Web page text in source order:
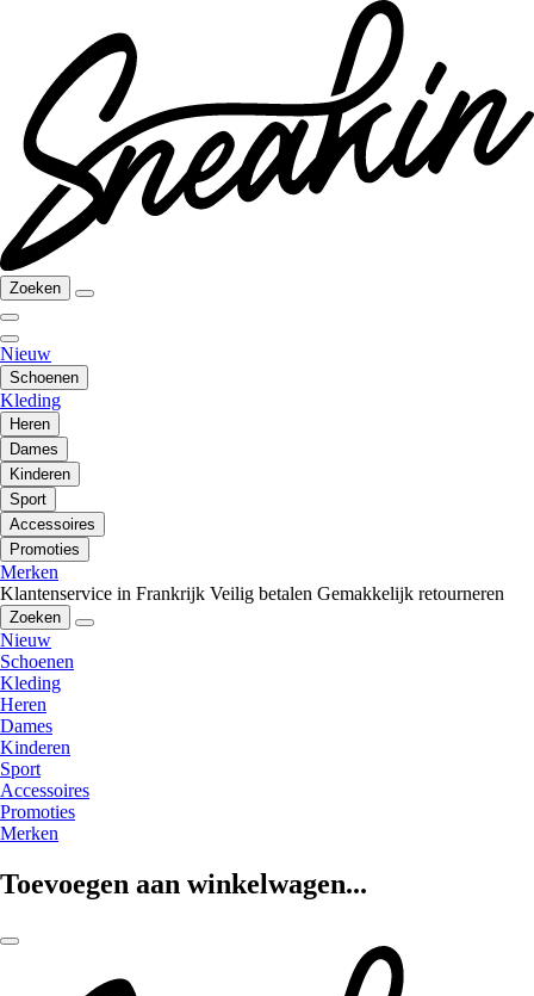
Zoeken
Nieuw
Schoenen
Kleding
Heren
Dames
Kinderen
Sport
Accessoires
Promoties
Merken
Klantenservice in Frankrijk Veilig betalen Gemakkelijk retourneren
Zoeken
Nieuw
Schoenen
Kleding
Heren
Dames
Kinderen
Sport
Accessoires
Promoties
Merken
Toevoegen aan winkelwagen...